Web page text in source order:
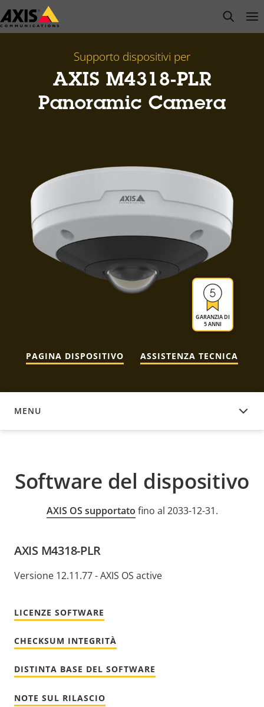
Salta
al
open
Supporto dispositivi per
AXIS M4318-PLR
Panoramic Camera
GARANZIA DI
5 ANNI
PAGINA DISPOSITIVO ASSISTENZA TECNICA
MENU
SOFTWARE DEL DISPOSITIVO
Software del dispositivo
AXIS OS supportato fino al 2033-12-31.
AXIS M4318-PLR
Versione 12.11.77 - AXIS OS active
LICENZE SOFTWARE
CHECKSUM INTEGRITÀ
DISTINTA BASE DEL SOFTWARE
NOTE SUL RILASCIO